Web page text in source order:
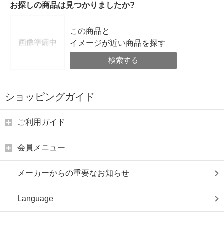
お探しの商品は見つかりましたか?
この商品と
イメージが近い商品を探す
検索する
ショッピングガイド
ご利用ガイド
会員メニュー
メーカーからの重要なお知らせ
Language